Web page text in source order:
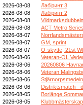
2026-08-08
Лабіринт 3
2026-08-08
Лабіринт 2
2026-08-08
2026-08-08
ACT Metro
2026-08-07
2026-08-07
GM, sprint
2026-08-07
O-skytte, 21st
2026-08-06
Veteran-OL
2026-08-06
20260806
2026-08-06
Veteran
2026-08-06
Stjärnorpsmedeln
2026-08-06
Distriktsmatch -
2026-08-05
Borlänge
2026-08-05
Klubbmästerskap